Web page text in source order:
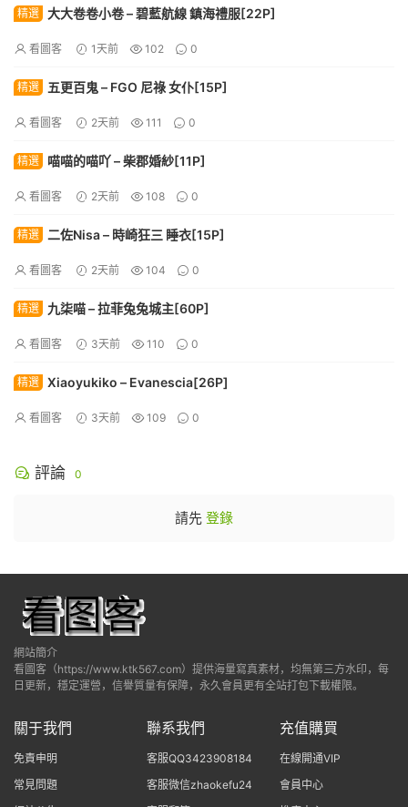
精選 大大卷卷小卷 – 碧藍航線 鎮海禮服[22P]
看圖客 1天前 102 0
精選 五更百鬼 – FGO 尼祿 女仆[15P]
看圖客 2天前 111 0
精選 喵喵的喵吖 – 柴郡婚紗[11P]
看圖客 2天前 108 0
精選 二佐Nisa – 時崎狂三 睡衣[15P]
看圖客 2天前 104 0
精選 九柒喵 – 拉菲兔兔城主[60P]
看圖客 3天前 110 0
精選 Xiaoyukiko – Evanescia[26P]
看圖客 3天前 109 0
評論 0
請先 登錄
網站簡介
看圖客（https://www.ktk567.com）提供海量寫真素材，均無第三方水印，每
日更新，穩定運營，信譽質量有保障，永久會員更有全站打包下載權限。
關于我們
免責申明
常見問題
聯系我們
客服QQ3423908184
客服微信zhaokefu24
充值購買
在線開通VIP
會員中心